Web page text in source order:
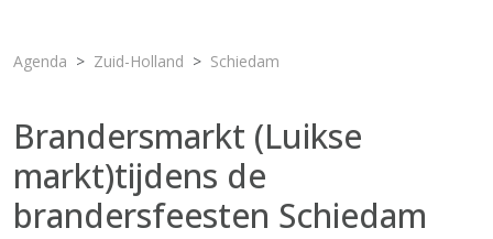
Agenda Zuid-Holland Schiedam
Brandersmarkt (Luikse
markt)tijdens de
brandersfeesten Schiedam